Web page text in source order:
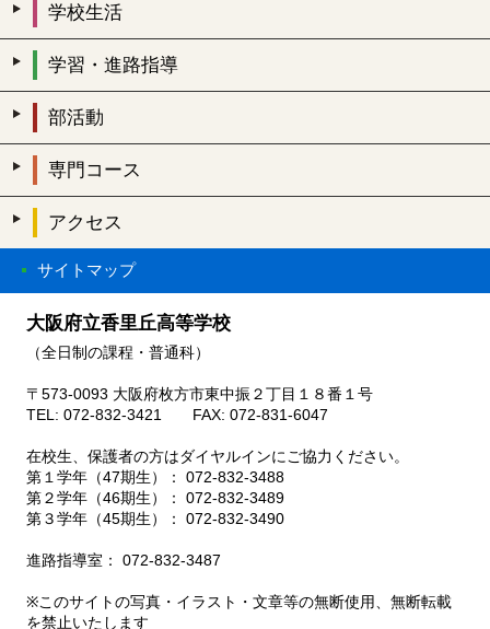
学校生活
学習・進路指導
部活動
専門コース
アクセス
サイトマップ
大阪府立香里丘高等学校
（全日制の課程・普通科）
〒573-0093 大阪府枚方市東中振２丁目１８番１号
TEL: 072-832-3421 FAX: 072-831-6047
在校生、保護者の方はダイヤルインにご協力ください。
第１学年（47期生）： 072-832-3488
第２学年（46期生）： 072-832-3489
第３学年（45期生）： 072-832-3490
進路指導室： 072-832-3487
※このサイトの写真・イラスト・文章等の無断使用、無断転載
を禁止いたします